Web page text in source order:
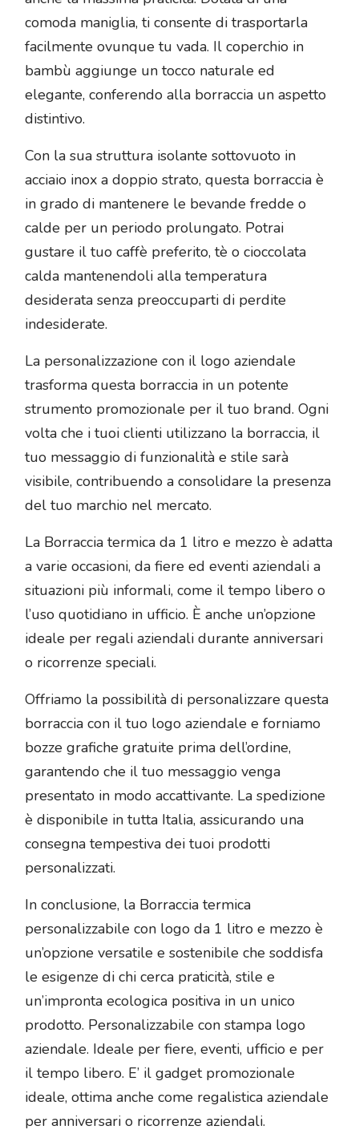
comoda maniglia, ti consente di trasportarla
facilmente ovunque tu vada. Il coperchio in
bambù aggiunge un tocco naturale ed
elegante, conferendo alla borraccia un aspetto
distintivo.
Con la sua struttura isolante sottovuoto in
acciaio inox a doppio strato, questa borraccia è
in grado di mantenere le bevande fredde o
calde per un periodo prolungato. Potrai
gustare il tuo caffè preferito, tè o cioccolata
calda mantenendoli alla temperatura
desiderata senza preoccuparti di perdite
indesiderate.
La personalizzazione con il logo aziendale
trasforma questa borraccia in un potente
strumento promozionale per il tuo brand. Ogni
volta che i tuoi clienti utilizzano la borraccia, il
tuo messaggio di funzionalità e stile sarà
visibile, contribuendo a consolidare la presenza
del tuo marchio nel mercato.
La Borraccia termica da 1 litro e mezzo è adatta
a varie occasioni, da fiere ed eventi aziendali a
situazioni più informali, come il tempo libero o
l’uso quotidiano in ufficio. È anche un’opzione
ideale per regali aziendali durante anniversari
o ricorrenze speciali.
Offriamo la possibilità di personalizzare questa
borraccia con il tuo logo aziendale e forniamo
bozze grafiche gratuite prima dell’ordine,
garantendo che il tuo messaggio venga
presentato in modo accattivante. La spedizione
è disponibile in tutta Italia, assicurando una
consegna tempestiva dei tuoi prodotti
personalizzati.
In conclusione, la Borraccia termica
personalizzabile con logo da 1 litro e mezzo è
un’opzione versatile e sostenibile che soddisfa
le esigenze di chi cerca praticità, stile e
un’impronta ecologica positiva in un unico
prodotto. Personalizzabile con stampa logo
aziendale. Ideale per fiere, eventi, ufficio e per
il tempo libero. E’ il gadget promozionale
ideale, ottima anche come regalistica aziendale
per anniversari o ricorrenze aziendali.